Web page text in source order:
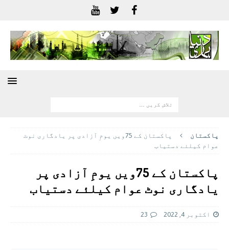
پاکستان
پاکستان کے 75ويں یومِ آزادی پر یادگاری نوٹ
عوام کیلئے دستیاب
پاکستان کے 75ويں یومِ آزادی پر
یادگاری نوٹ عوام کیلئے دستیاب
اکتوبر 4, 2022 23